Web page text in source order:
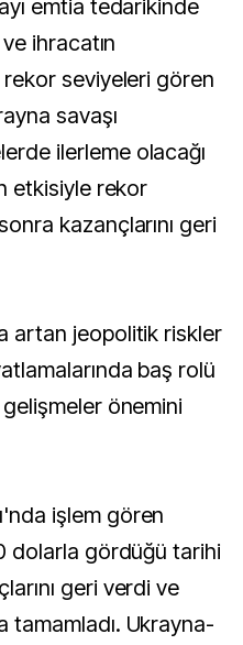
emtia tedarikinde
ve ihracatın
seviyeleri gören
savaşı
ilerleme olacağı
etkisiyle rekor
kazançlarını geri
artan jeopolitik riskler
baş rolü
önemini
işlem gören
dolarla gördüğü tarihi
geri verdi ve
tamamladı. Ukrayna-